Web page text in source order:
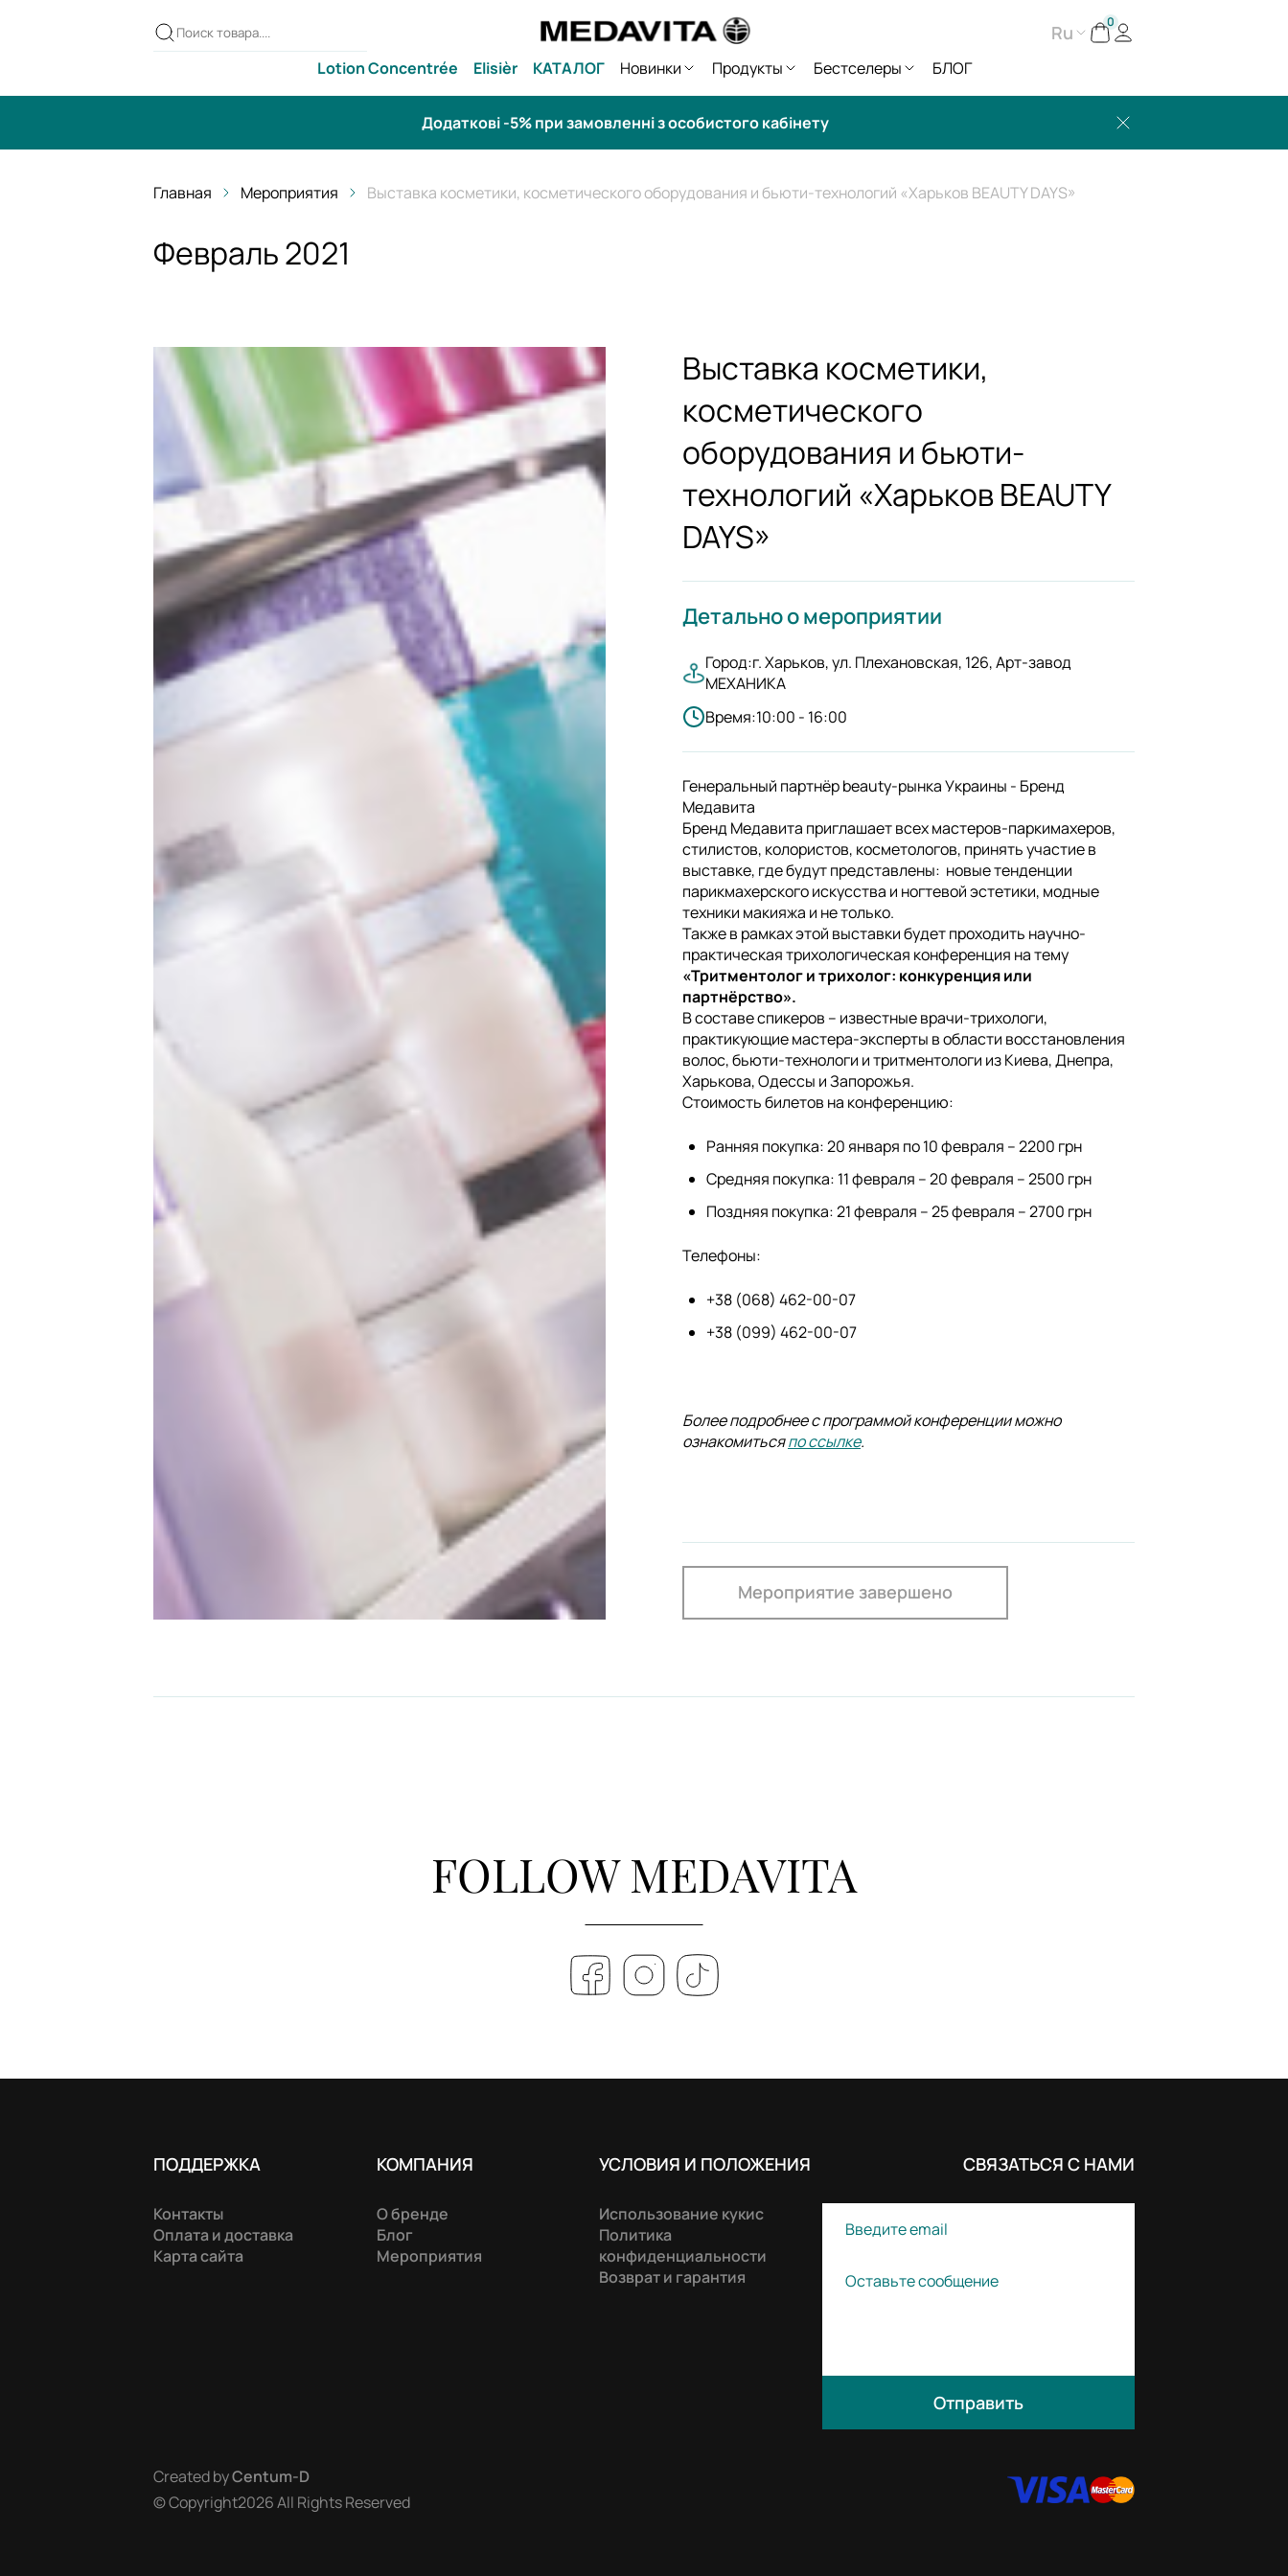
Ru 0
Lotion Concentrée Elisièr КАТАЛОГ Новинки Продукты Бестселеры БЛОГ
Додаткові -5% при замовленні з особистого кабінету
Главная Мероприятия Выставка косметики, косметического оборудования и бьюти-технологий «Харьков BEAUTY DAYS»
Февраль 2021
Выставка косметики,
косметического
оборудования и бьюти-
технологий «Харьков BEAUTY
DAYS»
Детально о мероприятии
Город:г. Харьков, ул. Плехановская, 126, Арт-завод
МЕХАНИКА
Время:10:00 - 16:00
Генеральный партнёр beauty-рынка Украины - Бренд
Медавита
Бренд Медавита приглашает всех мастеров-паркимахеров,
стилистов, колористов, косметологов, принять участие в
выставке, где будут представлены: новые тенденции
парикмахерского искусства и ногтевой эстетики, модные
техники макияжа и не только.
Также в рамках этой выставки будет проходить научно-
практическая трихологическая конференция на тему
«Тритментолог и трихолог: конкуренция или
партнёрство».
В составе спикеров – известные врачи-трихологи,
практикующие мастера-эксперты в области восстановления
волос, бьюти-технологи и тритментологи из Киева, Днепра,
Харькова, Одессы и Запорожья.
Стоимость билетов на конференцию:
Ранняя покупка: 20 января по 10 февраля – 2200 грн
Средняя покупка: 11 февраля – 20 февраля – 2500 грн
Поздняя покупка: 21 февраля – 25 февраля – 2700 грн
Телефоны:
+38 (068) 462-00-07
+38 (099) 462-00-07
Более подробнее с программой конференции можно
ознакомитьсяпо ссылке.
Мероприятие завершено
FOLLOW MEDAVITA
ПОДДЕРЖКА
Контакты
Оплата и доставка
Карта сайта
КОМПАНИЯ
О бренде
Блог
Мероприятия
УСЛОВИЯ И ПОЛОЖЕНИЯ
Использование кукис
Политика
конфиденциальности
Возврат и гарантия
СВЯЗАТЬСЯ С НАМИ
Отправить
Created byCentum-D
© Copyright2026 All Rights Reserved